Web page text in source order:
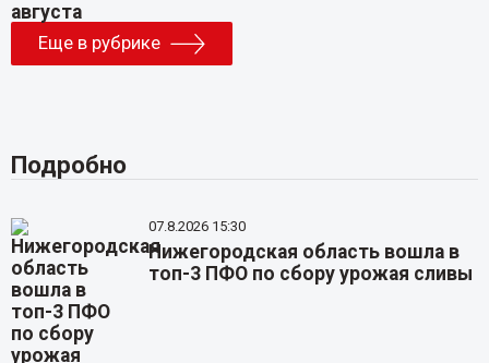
Еще в рубрике
Подробно
07.8.2026 15:30
Нижегородская область вошла в
топ-3 ПФО по сбору урожая сливы